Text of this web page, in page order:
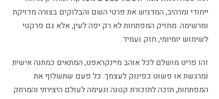
ייחודי ומרהיב, המדגיש את פרטי השם והבלוקים בצורה מדויקת
ומרשימה. מחזיק המפתחות לא רק יפה לעין, אלא גם פרקטי
לשימוש יומיומי, חזק ועמיד.
זהו פריט מושלם לכל אוהב מיינקראפט, המתאים כמתנה אישית
ומרגשת או פשוט כפינוק לעצמך. כל פעם שתשלוף את
המפתחות, תזכה לתזכורת קטנה ונעימה לעולם היצירתי והמרתק